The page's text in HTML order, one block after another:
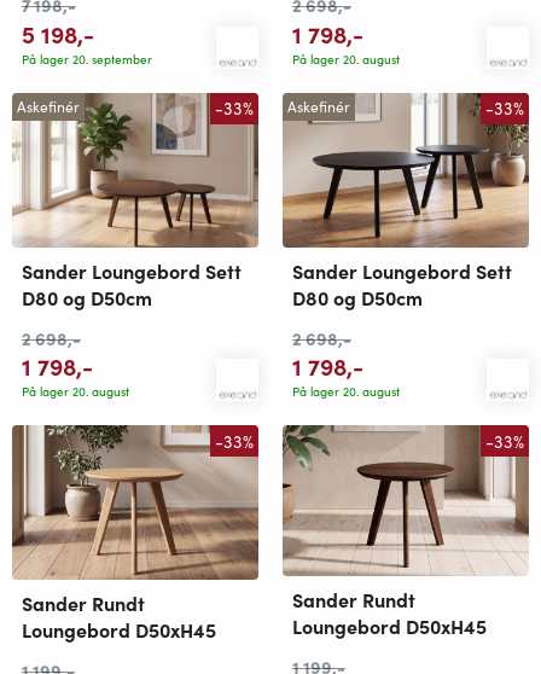
7 198,-
5 198,-
På lager 20. september
2 698,-
1 798,-
På lager 20. august
Askefinér -33%
Sander Loungebord Sett
D80 og D50cm
2 698,-
1 798,-
På lager 20. august
Askefinér -33%
Sander Loungebord Sett
D80 og D50cm
2 698,-
1 798,-
På lager 20. august
-33%
Sander Rundt
Loungebord D50xH45
-33%
Sander Rundt
Loungebord D50xH45
1 199,-